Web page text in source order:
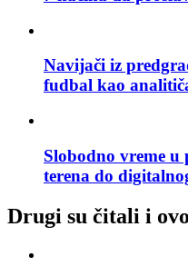
Navijači iz
fudbal kao
Slobodno vreme u
terena do
Drugi su čitali i ovo